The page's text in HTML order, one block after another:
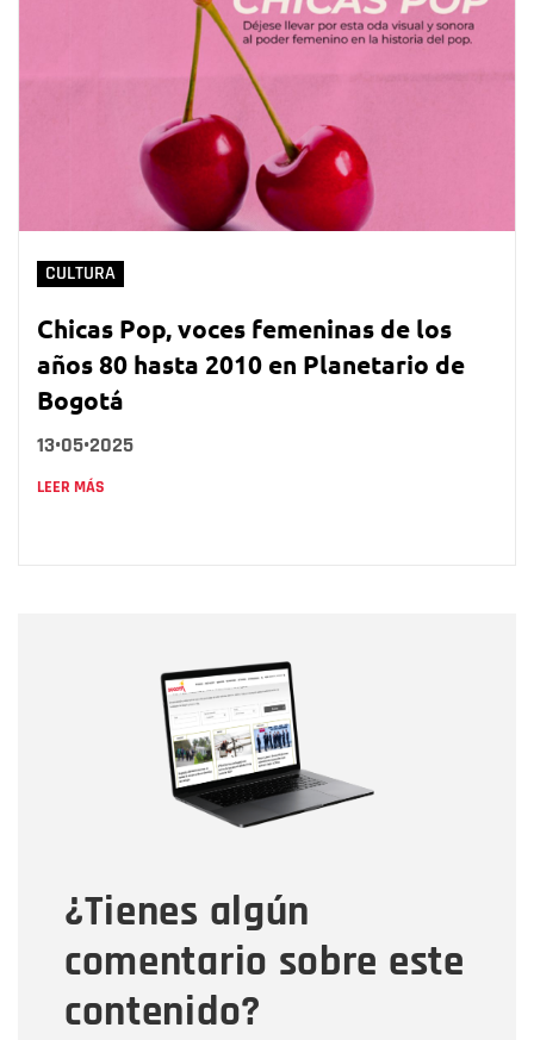
CULTURA
Chicas Pop, voces femeninas de los
años 80 hasta 2010 en Planetario de
Bogotá
13•05•2025
LEER MÁS
¿Tienes algún
comentario sobre este
contenido?
Correo electrónico
Tipo de comentario
Mensaje